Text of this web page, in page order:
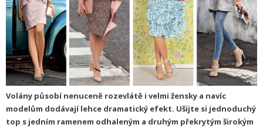
Volány působí nenuceně rozevlátě i velmi žensky a navíc
modelům dodávají lehce dramatický efekt. Ušijte si jednoduchý
top s jedním ramenem odhaleným a druhým překrytým širokým